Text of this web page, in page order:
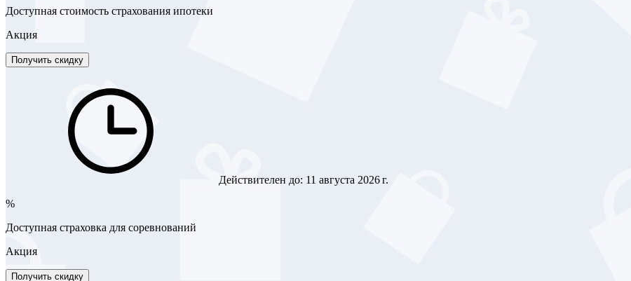
Доступная стоимость страхования ипотеки
Акция
Получить скидку
Действителен до: 11 августа 2026 г.
%
Доступная страховка для соревнований
Акция
Получить скидку